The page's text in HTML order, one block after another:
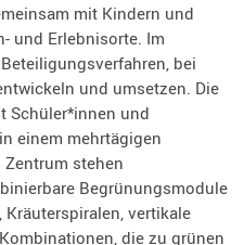
mit Kindern und
und Erlebnisorte. Im
bei
und umsetzen. Die
Schüler*innen und
einem mehrtägigen
stehen
Begrünungsmodule
vertikale
die zu grünen